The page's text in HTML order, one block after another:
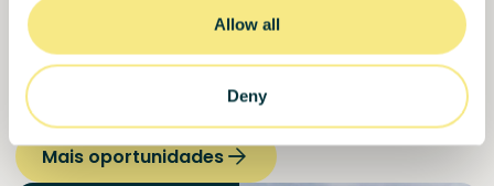
Allow all
Deny
Descubra outras
oportunidadesque podem
ser do seu interesse
Mais oportunidades